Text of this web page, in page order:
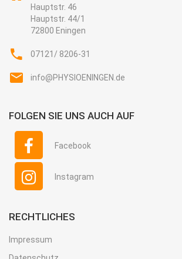
Hauptstr. 46
Hauptstr. 44/1
72800 Eningen
07121/ 8206-31
info@PHYSIOENINGEN.de
FOLGEN SIE UNS AUCH AUF
Facebook
Instagram
RECHTLICHES
Impressum